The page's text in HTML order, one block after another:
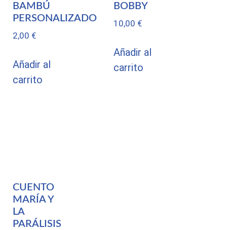
BAMBÚ
PERSONALIZADO
2,00 €
Añadir al
carrito
BOBBY
10,00 €
Añadir al
carrito
CUENTO
MARÍA Y
LA
PARÁLISIS